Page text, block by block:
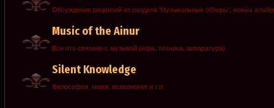
Обсуждение рецензий из раздела 'Музыкальные обзоры', новых
Music of the Ainur
Все что связано с музыкой (игра, техника, аппаратура)
Silent Knowledge
Философия, книги, психология и т.п.